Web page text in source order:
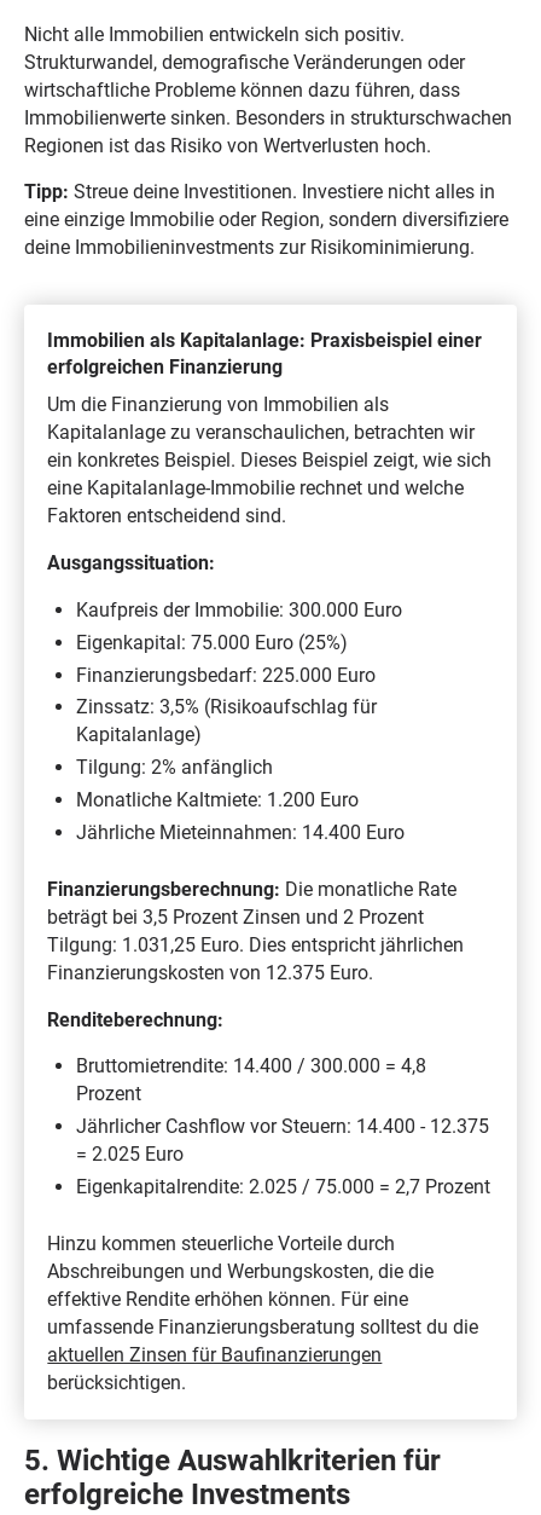
Nicht alle Immobilien entwickeln sich positiv.
Strukturwandel, demografische Veränderungen oder
wirtschaftliche Probleme können dazu führen, dass
Immobilienwerte sinken. Besonders in strukturschwachen
Regionen ist das Risiko von Wertverlusten hoch.
Tipp: Streue deine Investitionen. Investiere nicht alles in
eine einzige Immobilie oder Region, sondern diversifiziere
deine Immobilieninvestments zur Risikominimierung.
Immobilien als Kapitalanlage: Praxisbeispiel einer
erfolgreichen Finanzierung
Um die Finanzierung von Immobilien als
Kapitalanlage zu veranschaulichen, betrachten wir
ein konkretes Beispiel. Dieses Beispiel zeigt, wie sich
eine Kapitalanlage-Immobilie rechnet und welche
Faktoren entscheidend sind.
Ausgangssituation:
Kaufpreis der Immobilie: 300.000 Euro
Eigenkapital: 75.000 Euro (25%)
Finanzierungsbedarf: 225.000 Euro
Zinssatz: 3,5% (Risikoaufschlag für
Kapitalanlage)
Tilgung: 2% anfänglich
Monatliche Kaltmiete: 1.200 Euro
Jährliche Mieteinnahmen: 14.400 Euro
Finanzierungsberechnung: Die monatliche Rate
beträgt bei 3,5 Prozent Zinsen und 2 Prozent
Tilgung: 1.031,25 Euro. Dies entspricht jährlichen
Finanzierungskosten von 12.375 Euro.
Renditeberechnung:
Bruttomietrendite: 14.400 / 300.000 = 4,8
Prozent
Jährlicher Cashflow vor Steuern: 14.400 - 12.375
= 2.025 Euro
Eigenkapitalrendite: 2.025 / 75.000 = 2,7 Prozent
Hinzu kommen steuerliche Vorteile durch
Abschreibungen und Werbungskosten, die die
effektive Rendite erhöhen können. Für eine
umfassende Finanzierungsberatung solltest du die
aktuellen Zinsen für Baufinanzierungen
berücksichtigen.
5. Wichtige Auswahlkriterien für
erfolgreiche Investments